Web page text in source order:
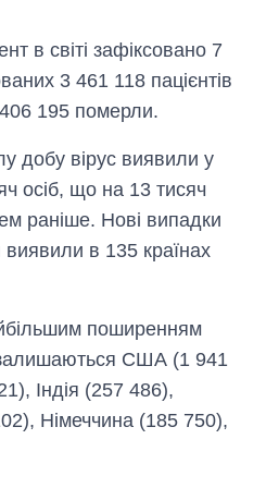
в світі зафіксовано 7
3 461 118 пацієнтів
195 померли.
добу вірус виявили у
осіб, що на 13 тисяч
​​раніше. Нові випадки
в 135 країнах
поширенням
залишаються США (1 941
Індія (257 486),
Німеччина (185 750),
Як змінився
бюджет
Міністерства